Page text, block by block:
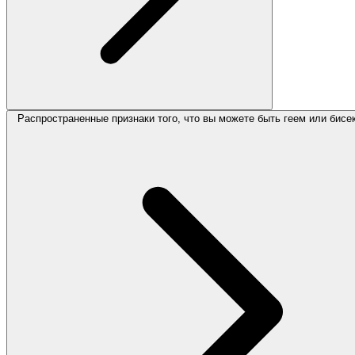
Распространенные признаки того, что вы можете быть геем или